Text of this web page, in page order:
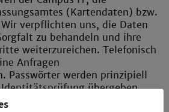
(Kartendaten) bzw.
Wir verpflichten uns, die Daten
zu behandeln und ihre
weiterzureichen. Telefonisch
Anfragen
Passwörter werden prinzipiell
übergeben.